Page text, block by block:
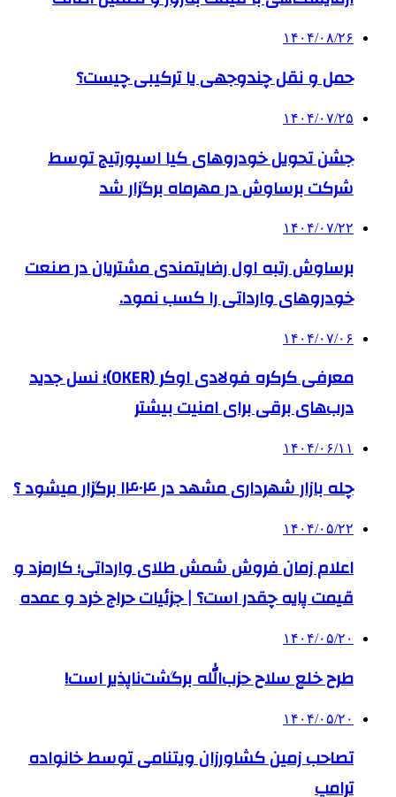
۱۴۰۴/۰۸/۲۶
حمل و نقل چندوجهی یا ترکیبی چیست؟
۱۴۰۴/۰۷/۲۵
جشن تحویل خودروهای کیا اسپورتیج توسط
شرکت برساوش در مهرماه برگزار شد
۱۴۰۴/۰۷/۲۲
برساوش رتبه اول رضایتمندی مشتریان در صنعت
خودروهای وارداتی را کسب نمود.
۱۴۰۴/۰۷/۰۶
معرفی کرکره فولادی اوکر (OKER)؛ نسل جدید
درب‌های برقی برای امنیت بیشتر
۱۴۰۴/۰۶/۱۱
چله بازار شهرداری مشهد در ۱۴۰۴ برگزار میشود ؟
۱۴۰۴/۰۵/۲۲
اعلام زمان فروش شمش طلای وارداتی؛ کارمزد و
قیمت پایه چقدر است؟ | جزئیات حراج خرد و عمده
۱۴۰۴/۰۵/۲۰
طرح خلع سلاح حزب‌الله برگشت‌ناپذیر است!
۱۴۰۴/۰۵/۲۰
تصاحب زمین کشاورزان ویتنامی توسط خانواده
ترامپ